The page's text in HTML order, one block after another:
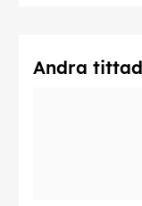
Andra